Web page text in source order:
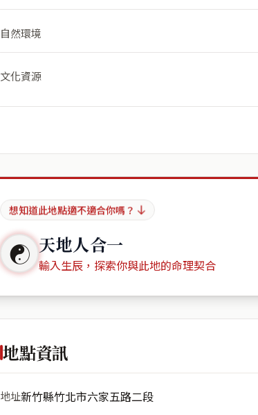
自然環境
文化資源
想知道此地點適不適合你嗎？
☯ 天地人合一
輸入生辰，探索你與此地的命理契合
地點資訊
地址新竹縣竹北市六家五路二段